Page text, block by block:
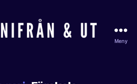
Meny